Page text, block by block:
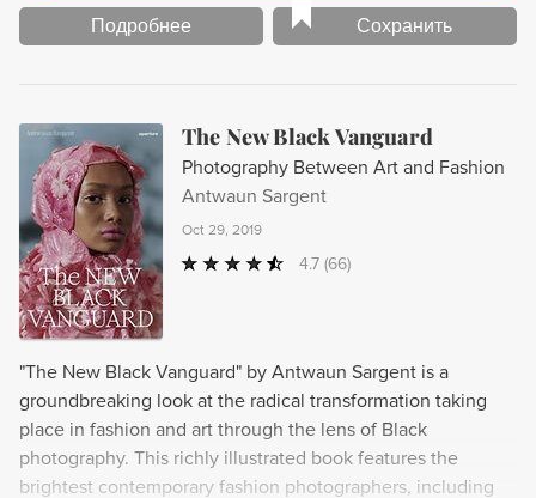
Подробнее Сохранить
The New Black Vanguard
Photography Between Art and Fashion
Antwaun Sargent
Oct 29, 2019
4.7 (66)
"The New Black Vanguard" by Antwaun Sargent is a
groundbreaking look at the radical transformation taking
place in fashion and art through the lens of Black
photography. This richly illustrated book features the
brightest contemporary fashion photographers, including